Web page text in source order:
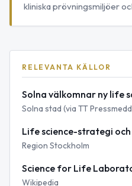
kliniska prövningsmiljöer
RELEVANTA KÄLLOR
Solna välkomnar ny life
Solna stad (via TT
Life science-strategi
Region Stockholm
Science for Life
Wikipedia